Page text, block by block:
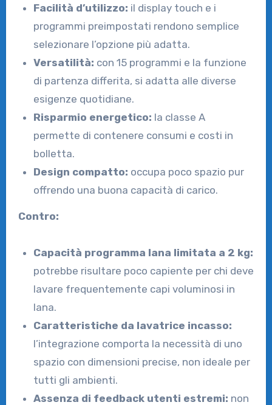
Facilità d’utilizzo: il display touch e i
programmi preimpostati rendono semplice
selezionare l’opzione più adatta.
Versatilità: con 15 programmi e la funzione
di partenza differita, si adatta alle diverse
esigenze quotidiane.
Risparmio energetico: la classe A
permette di contenere consumi e costi in
bolletta.
Design compatto: occupa poco spazio pur
offrendo una buona capacità di carico.
Contro:
Capacità programma lana limitata a 2 kg:
potrebbe risultare poco capiente per chi deve
lavare frequentemente capi voluminosi in
lana.
Caratteristiche da lavatrice incasso:
l’integrazione comporta la necessità di uno
spazio con dimensioni precise, non ideale per
tutti gli ambienti.
Assenza di feedback utenti estremi: non